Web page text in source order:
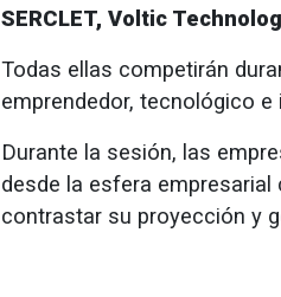
SERCLET, Voltic
Todas ellas competirán
emprendedor, tecnológico
Durante la sesión, las
desde la esfera
contrastar su proyección y